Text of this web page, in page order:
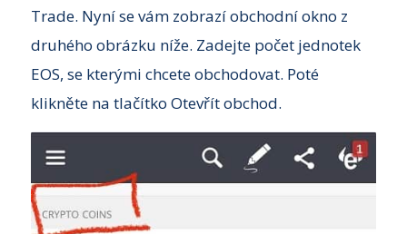
Trade. Nyní se vám zobrazí obchodní okno z
druhého obrázku níže. Zadejte počet jednotek
EOS, se kterými chcete obchodovat. Poté
klikněte na tlačítko Otevřít obchod.